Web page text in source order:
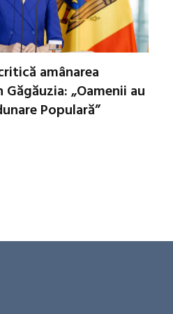
amânarea
„Oamenii au
Populară”